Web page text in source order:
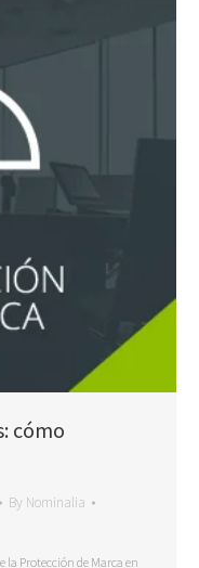
cómo
By Nominalia
la Protección de Marca en